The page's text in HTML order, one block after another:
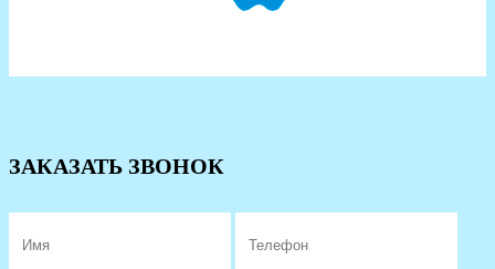
ЗАКАЗАТЬ ЗВОНОК